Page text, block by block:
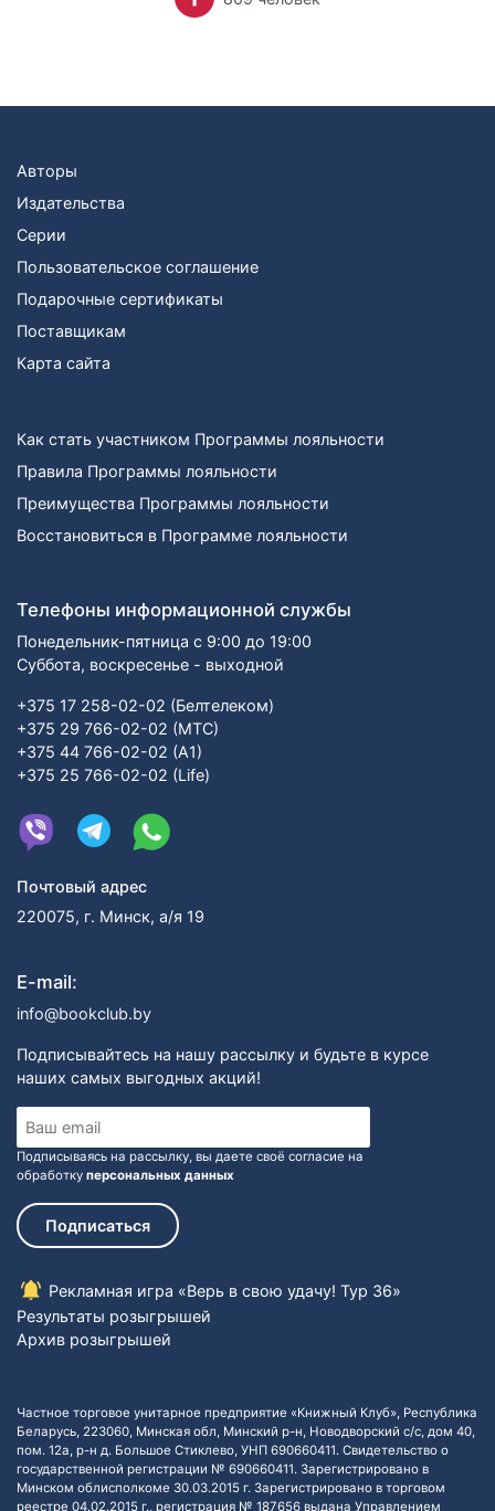
Авторы
Издательства
Серии
Пользовательское соглашение
Подарочные сертификаты
Поставщикам
Карта сайта
Как стать участником Программы лояльности
Правила Программы лояльности
Преимущества Программы лояльности
Восстановиться в Программе лояльности
Телефоны информационной службы
Понедельник-пятница с 9:00 до 19:00
Суббота, воскресенье - выходной
+375 17 258-02-02 (Белтелеком)
+375 29 766-02-02 (МТС)
+375 44 766-02-02 (А1)
+375 25 766-02-02 (Life)
Почтовый адрес
220075, г. Минск, а/я 19
E-mail:
info@bookclub.by
Подписывайтесь на нашу рассылку и будьте в курсе
наших самых выгодных акций!
Подписываясь на рассылку, вы даете своё согласие на
обработку персональных данных
Подписаться
Рекламная игра «Верь в свою удачу! Тур 36»
Результаты розыгрышей
Архив розыгрышей
Частное торговое унитарное предприятие «Книжный Клуб», Республика
Беларусь, 223060, Минская обл, Минский р-н, Новодворский с/с, дом 40,
пом. 12а, р-н д. Большое Стиклево, УНП 690660411. Свидетельство о
государственной регистрации № 690660411. Зарегистрировано в
Минском облисполкоме 30.03.2015 г. Зарегистрировано в торговом
реестре 04.02.2015 г., регистрация № 187656 выдана Управлением